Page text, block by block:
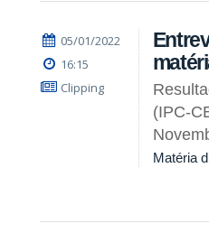
05/01/2022
16:15
Clipping
(IPC-
Matéria